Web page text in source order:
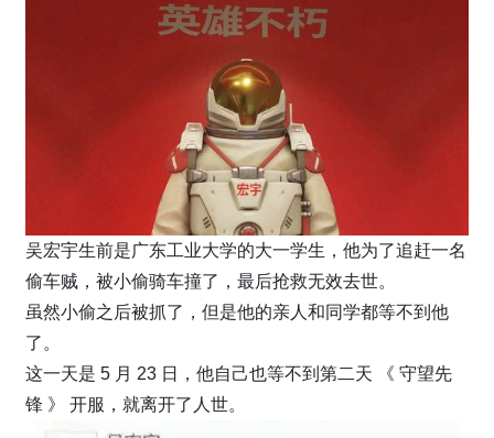
吴宏宇生前是广东工业大学的大一学生，他为了追赶一名
偷车贼，被小偷骑车撞了，最后抢救无效去世。
虽然小偷之后被抓了，但是他的亲人和同学都等不到他
了。
这一天是 5 月 23 日，他自己也等不到第二天 《 守望先
锋 》 开服，就离开了人世。